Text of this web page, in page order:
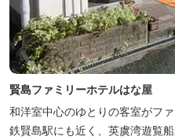
賢島ファミリーホテルはな屋
和洋室中心のゆとりの客室がフ
鉄賢島駅にも近く、英虞湾遊覧